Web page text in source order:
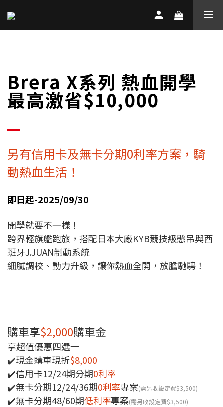
Brera X系列 熱血開學
最高激省$10,000
另有信用卡及無卡分期0利率方案，騎
動熱血生活！
即日起-2025/09/30
開學就要不一樣！
跨界輕旗艦跑旅，搭配日本大廠KYB競技級懸吊與西
班牙J.JUAN制動系統
細膩調校、動力升級，讓你熱血全開，放膽馳騁！
購車享$2,000購車金
享超值優惠四選一
✔️現金購車現折$8,000
✔️信用卡12/24期分期0利率
✔️無卡分期12/24/36期0利率專案(需另收設定費$3,500)
✔️無卡分期48/60期低利率專案(需另收設定費$3,500)